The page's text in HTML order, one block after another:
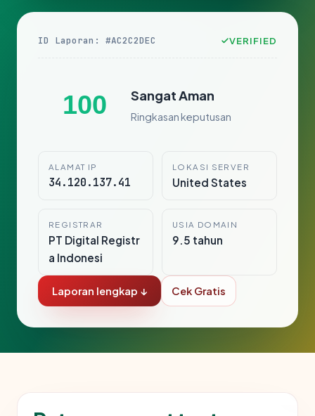
ID Laporan: #AC2C2DEC VERIFIED
100 Sangat Aman
Ringkasan keputusan
ALAMAT IP
34.120.137.41
LOKASI SERVER
United States
REGISTRAR
PT Digital Registr
a Indonesi
USIA DOMAIN
9.5 tahun
Laporan lengkap ↓ Cek Gratis